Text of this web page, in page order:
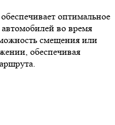
оптимальное
автомобилей во время
смещения или
обеспечивая